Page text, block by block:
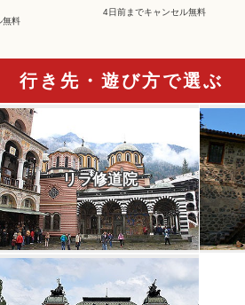
無料
4日前までキャンセル無料
行き先・遊び方で選ぶ
リラ修道院